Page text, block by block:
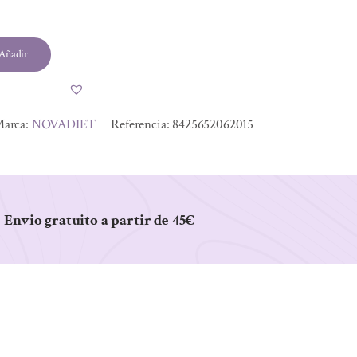
NOVADIET Referencia: 8425652062015
Envio gratuito a partir de 45€